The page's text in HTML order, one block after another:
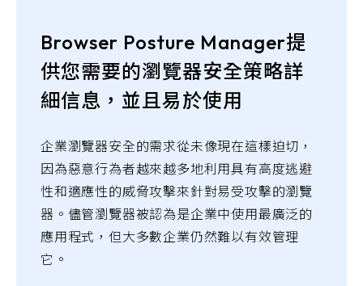
Browser Posture Manager提
供您需要的瀏覽器安全策略詳
細信息，並且易於使用
企業瀏覽器安全的需求從未像現在這樣迫切，
因為惡意行為者越來越多地利用具有高度逃避
性和適應性的威脅攻擊來針對易受攻擊的瀏覽
器。儘管瀏覽器被認為是企業中使用最廣泛的
應用程式，但大多數企業仍然難以有效管理
它。